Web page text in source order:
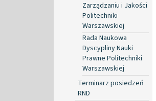
Zarządzaniu i Jakości
Politechniki
Warszawskiej
Rada Naukowa
Dyscypliny Nauki
Prawne Politechniki
Warszawskiej
Terminarz posiedzeń
RND